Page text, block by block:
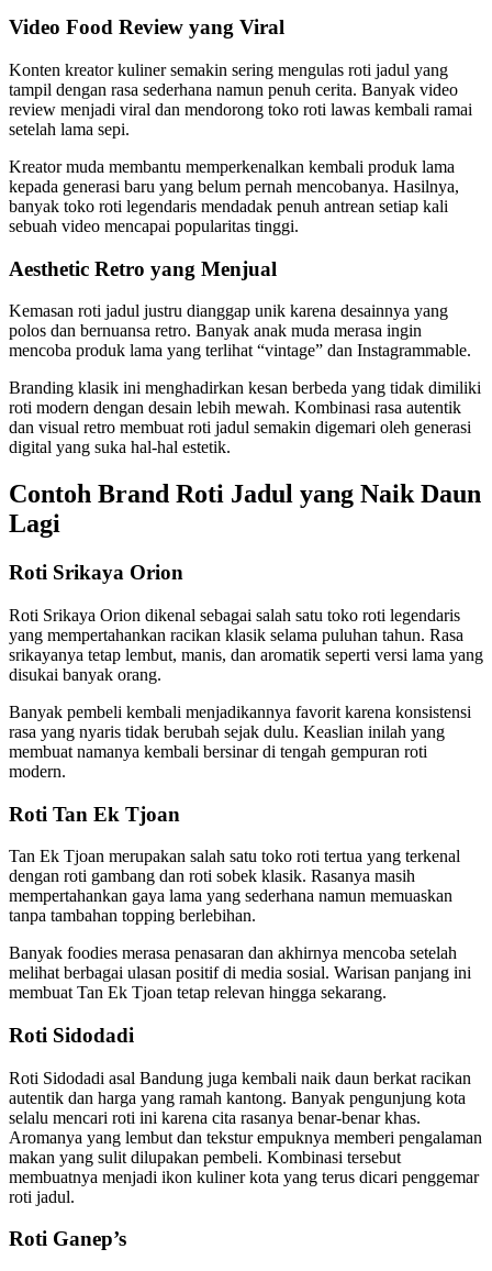
Video Food Review yang Viral
Konten kreator kuliner semakin sering mengulas roti jadul yang
tampil dengan rasa sederhana namun penuh cerita. Banyak video
review menjadi viral dan mendorong toko roti lawas kembali ramai
setelah lama sepi.
Kreator muda membantu memperkenalkan kembali produk lama
kepada generasi baru yang belum pernah mencobanya. Hasilnya,
banyak toko roti legendaris mendadak penuh antrean setiap kali
sebuah video mencapai popularitas tinggi.
Aesthetic Retro yang Menjual
Kemasan roti jadul justru dianggap unik karena desainnya yang
polos dan bernuansa retro. Banyak anak muda merasa ingin
mencoba produk lama yang terlihat “vintage” dan Instagrammable.
Branding klasik ini menghadirkan kesan berbeda yang tidak dimiliki
roti modern dengan desain lebih mewah. Kombinasi rasa autentik
dan visual retro membuat roti jadul semakin digemari oleh generasi
digital yang suka hal-hal estetik.
Contoh Brand Roti Jadul yang Naik Daun
Lagi
Roti Srikaya Orion
Roti Srikaya Orion dikenal sebagai salah satu toko roti legendaris
yang mempertahankan racikan klasik selama puluhan tahun. Rasa
srikayanya tetap lembut, manis, dan aromatik seperti versi lama yang
disukai banyak orang.
Banyak pembeli kembali menjadikannya favorit karena konsistensi
rasa yang nyaris tidak berubah sejak dulu. Keaslian inilah yang
membuat namanya kembali bersinar di tengah gempuran roti
modern.
Roti Tan Ek Tjoan
Tan Ek Tjoan merupakan salah satu toko roti tertua yang terkenal
dengan roti gambang dan roti sobek klasik. Rasanya masih
mempertahankan gaya lama yang sederhana namun memuaskan
tanpa tambahan topping berlebihan.
Banyak foodies merasa penasaran dan akhirnya mencoba setelah
melihat berbagai ulasan positif di media sosial. Warisan panjang ini
membuat Tan Ek Tjoan tetap relevan hingga sekarang.
Roti Sidodadi
Roti Sidodadi asal Bandung juga kembali naik daun berkat racikan
autentik dan harga yang ramah kantong. Banyak pengunjung kota
selalu mencari roti ini karena cita rasanya benar-benar khas.
Aromanya yang lembut dan tekstur empuknya memberi pengalaman
makan yang sulit dilupakan pembeli. Kombinasi tersebut
membuatnya menjadi ikon kuliner kota yang terus dicari penggemar
roti jadul.
Roti Ganep’s